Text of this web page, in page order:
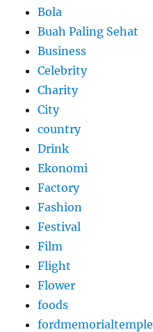
Bola
Buah Paling Sehat
Business
Celebrity
Charity
City
country
Drink
Ekonomi
Factory
Fashion
Festival
Film
Flight
Flower
foods
fordmemorialtemple